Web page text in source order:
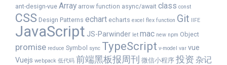
ant-design-vue Array arrow function async/await class const
CSS Design Patterns echart echarts excel flex function Git IIFE
JavaScript JS-Parwinder let mac new npm Object
promise reduce Symbol sync TypeScript v-model var vue
Vuejs webpack 低代码 前端黑板报周刊 微信小程序 投资 杂记